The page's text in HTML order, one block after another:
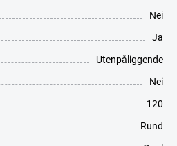
Nei
Ja
Utenpåliggende
Nei
120
Rund